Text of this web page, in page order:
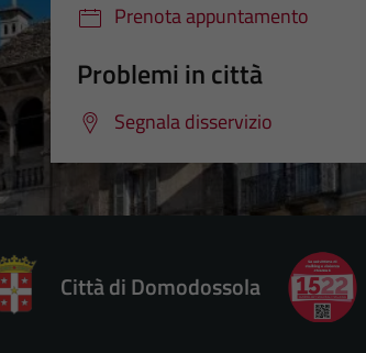
Prenota appuntamento
Problemi in città
Segnala disservizio
Città di Domodossola